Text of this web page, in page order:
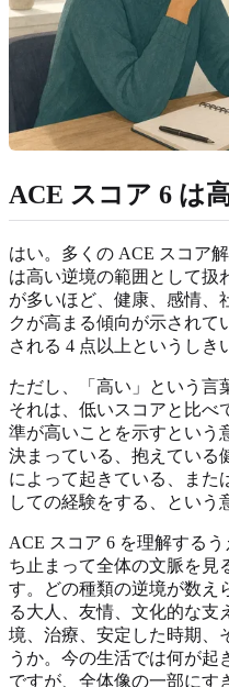
ACE スコア 6 は
はい。多くの ACE スコア
は高い逆境の範囲として扱
が多いほど、健康、感情、
クが高まる傾向が示されて
される 4 点以上というしき
ただし、「高い」という言
それは、低いスコアと比べ
準が高いことを示すという
決まっている、抱えている
によって起きている、また
しての経験をする、という
ACE スコア 6 を理解する
ち止まって全体の文脈を見
す。どの種類の逆境が数え
る大人、友情、文化的な支
境、治療、安定した時期、
うか。今の生活では何が起
ですが、全体像の一部にす